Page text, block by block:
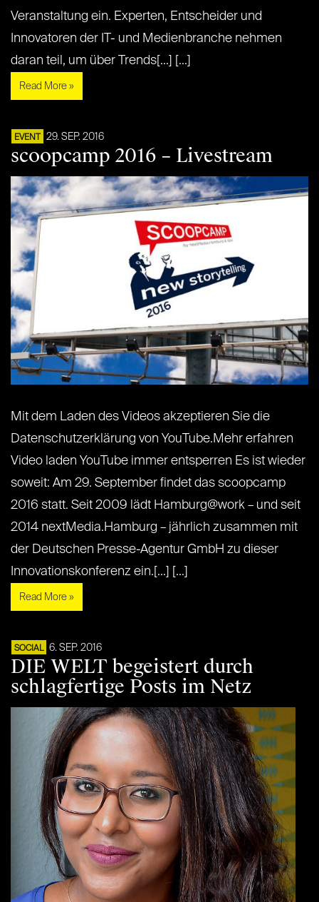
Veranstaltung ein. Experten, Entscheider und
Innovatoren der IT- und Medienbranche nehmen
daran teil, um über Trends[...] [...]
Read More »
EVENT 29. SEP. 2016
scoopcamp 2016 – Livestream
Mit dem Laden des Videos akzeptieren Sie die
Datenschutzerklärung von YouTube.Mehr erfahren
Video laden YouTube immer entsperren Es ist wieder
soweit: Am 29. September findet das scoopcamp
2016 statt. Seit 2009 lädt Hamburg@work – und seit
2014 nextMedia.Hamburg – jährlich zusammen mit
der Deutschen Presse-Agentur GmbH zu dieser
Innovationskonferenz ein.[...] [...]
Read More »
SOCIAL 6. SEP. 2016
DIE WELT begeistert durch
schlagfertige Posts im Netz